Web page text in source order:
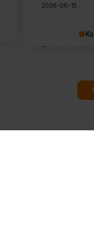
Bardzo
2026-06-15